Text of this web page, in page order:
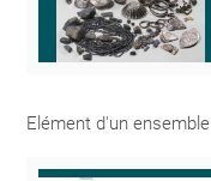
Elément d'un ensemble